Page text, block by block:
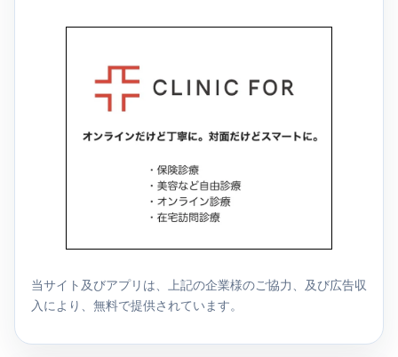
当サイト及びアプリは、上記の企業様のご協力、及び広告収
入により、無料で提供されています。